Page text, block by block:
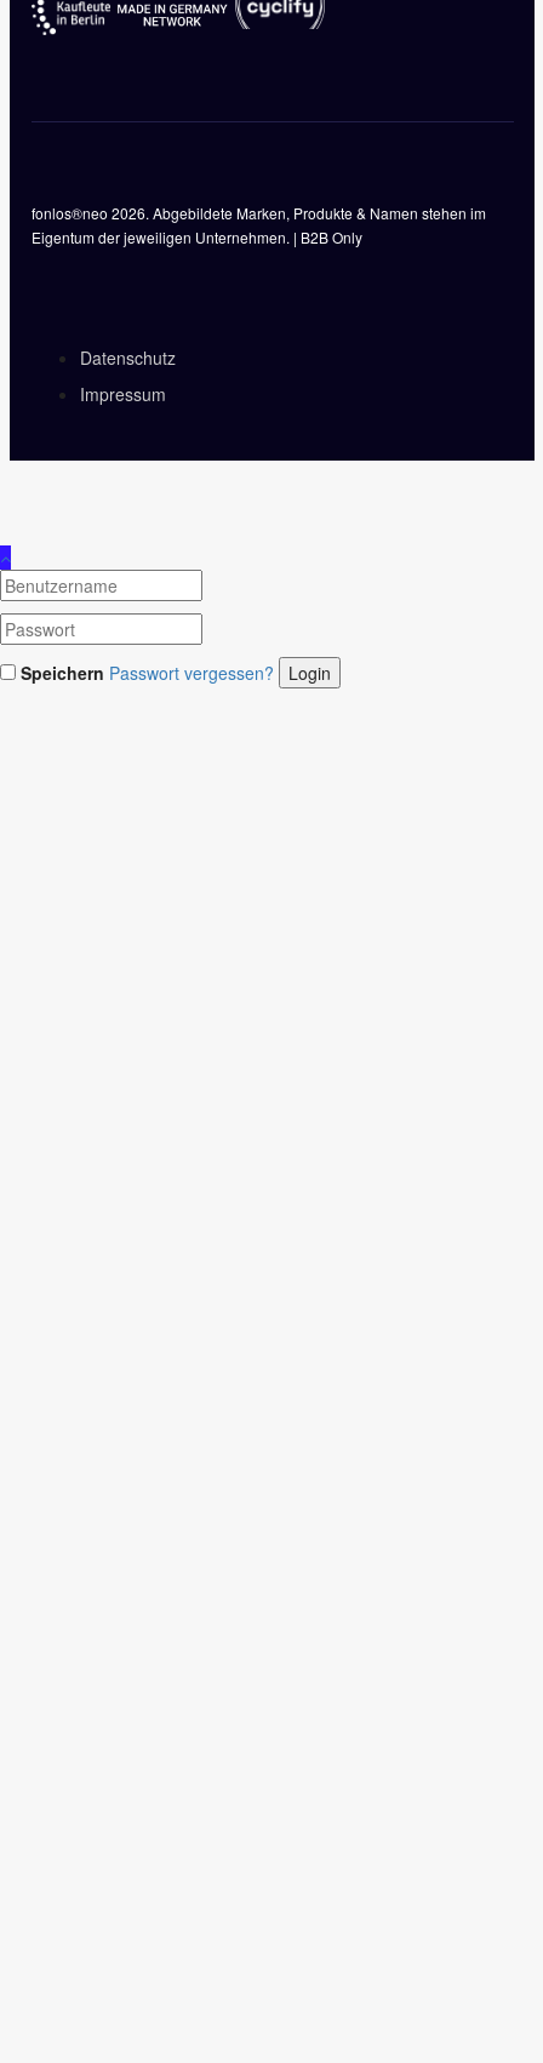
fonlos®neo 2026. Abgebildete Marken, Produkte & Namen stehen im
Eigentum der jeweiligen Unternehmen. | B2B Only
Datenschutz
Impressum
Speichern Passwort vergessen?